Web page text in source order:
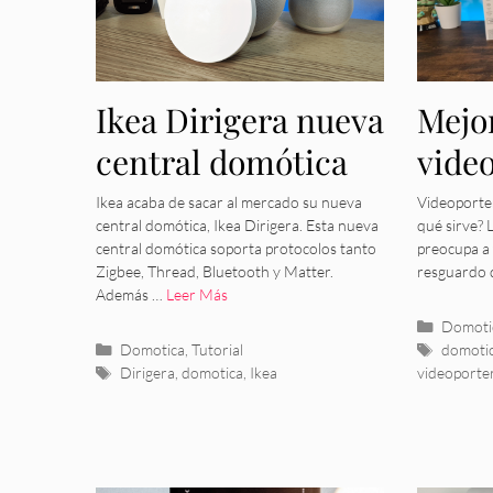
Ikea Dirigera nueva
central domótica
Ikea acaba de sacar al mercado su nueva
central domótica, Ikea Dirigera. Esta nueva
central domótica soporta protocolos tanto
Zigbee, Thread, Bluetooth y Matter.
Además … Leer Más
Categorías
Domotica Tutorial
Etiquetas
Dirigera domotica Ikea
qué sirve?
preocupa
resguardo